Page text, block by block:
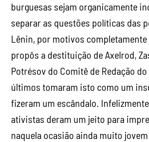
burguesas sejam organicamente
separar as questões políticas das
Lênin, por motivos
propôs a destituição de Axelrod,
Potrésov do Comitê de Redação do
últimos tomaram isto como um
fizeram um escândalo.
ativistas deram um jeito para
naquela ocasião ainda muito